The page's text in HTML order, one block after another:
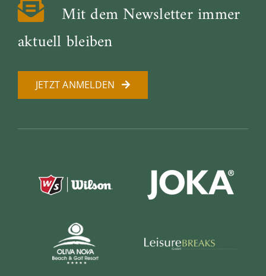
Mit dem Newsletter immer
aktuell bleiben
JETZT ANMELDEN